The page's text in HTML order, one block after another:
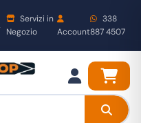
Servizi in
Negozio
Account
338
887 4507